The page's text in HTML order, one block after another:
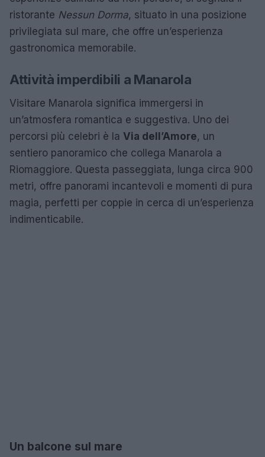
ristorante Nessun Dorma, situato in una posizione
privilegiata sul mare, che offre un’esperienza
gastronomica memorabile.
Attività imperdibili a Manarola
Visitare Manarola significa immergersi in
un’atmosfera romantica e suggestiva. Uno dei
percorsi più celebri è la Via dell’Amore, un
sentiero panoramico che collega Manarola a
Riomaggiore. Questa passeggiata, lunga circa 900
metri, offre panorami incantevoli e momenti di pura
magia, perfetti per coppie in cerca di un’esperienza
indimenticabile.
Un balcone sul mare